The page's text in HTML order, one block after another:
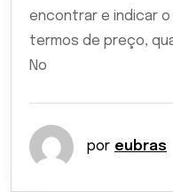
encontrar e indicar
termos de preço,
No
por eubras